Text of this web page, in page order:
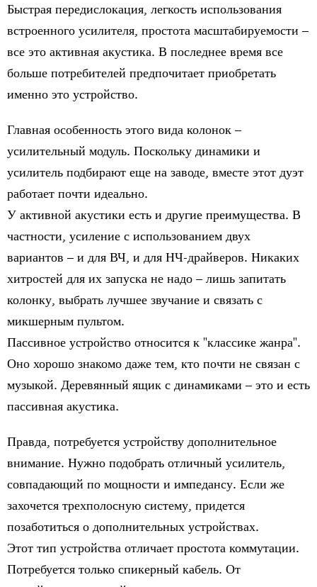
Быстрая передислокация, легкость использования
встроенного усилителя, простота масштабируемости –
все это активная акустика. В последнее время все
больше потребителей предпочитает приобретать
именно это устройство.
Главная особенность этого вида колонок –
усилительный модуль. Поскольку динамики и
усилитель подбирают еще на заводе, вместе этот дуэт
работает почти идеально.
У активной акустики есть и другие преимущества. В
частности, усиление с использованием двух
вариантов – и для ВЧ, и для НЧ-драйверов. Никаких
хитростей для их запуска не надо – лишь запитать
колонку, выбрать лучшее звучание и связать с
микшерным пультом.
Пассивное устройство относится к "классике жанра".
Оно хорошо знакомо даже тем, кто почти не связан с
музыкой. Деревянный ящик с динамиками – это и есть
пассивная акустика.
Правда, потребуется устройству дополнительное
внимание. Нужно подобрать отличный усилитель,
совпадающий по мощности и импедансу. Если же
захочется трехполосную систему, придется
позаботиться о дополнительных устройствах.
Этот тип устройства отличает простота коммутации.
Потребуется только спикерный кабель. От